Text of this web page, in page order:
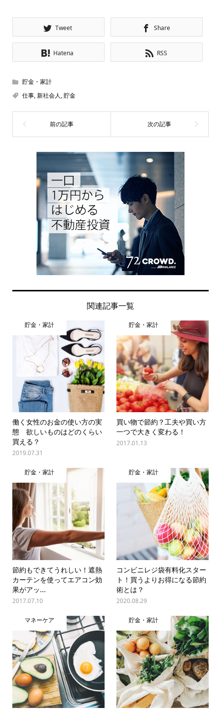
Tweet Share
Hatena RSS
貯金・家計
仕事,新社会人,貯金
関連記事一覧
貯金・家計
働く女性のお金の使い方の実
態 欲しいものはどのくらい
買える？
2019.07.31
貯金・家計
買い物で節約？工夫や買い方
一つで大きく変わる！
2017.01.13
貯金・家計
節約もできてうれしい！遮熱
カーテンを使ってエアコン効
果がアッ...
2017.07.10
貯金・家計
コンビニレジ袋有料化スター
ト！買うよりお得になる節約
術とは？
2020.08.29
マネーケア 貯金・家計